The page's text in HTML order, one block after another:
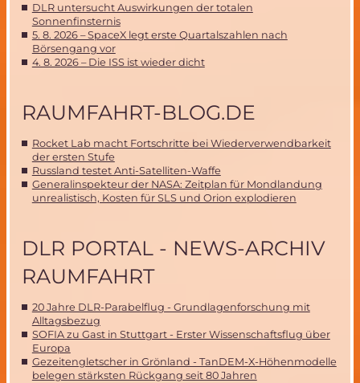
DLR untersucht Auswirkungen der totalen
Sonnenfinsternis
5. 8. 2026 – SpaceX legt erste Quartalszahlen nach
Börsengang vor
4. 8. 2026 – Die ISS ist wieder dicht
RAUMFAHRT-BLOG.DE
Rocket Lab macht Fortschritte bei Wiederverwendbarkeit
der ersten Stufe
Russland testet Anti-Satelliten-Waffe
Generalinspekteur der NASA: Zeitplan für Mondlandung
unrealistisch, Kosten für SLS und Orion explodieren
DLR PORTAL - NEWS-ARCHIV
RAUMFAHRT
20 Jahre DLR-Parabelflug - Grundlagenforschung mit
Alltagsbezug
SOFIA zu Gast in Stuttgart - Erster Wissenschaftsflug über
Europa
Gezeitengletscher in Grönland - TanDEM-X-Höhenmodelle
belegen stärksten Rückgang seit 80 Jahren